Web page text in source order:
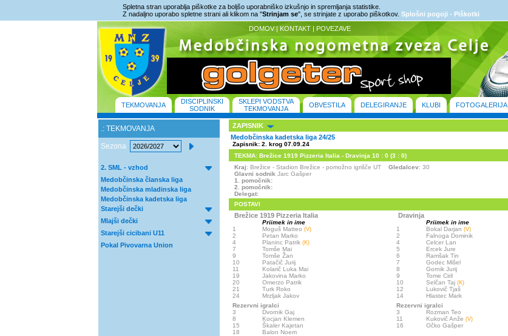
Spletna stran uporablja piškotke za boljšo uporabniško izkušnjo in spremljanja statistike.
Z nadaljno uporabo spletne strani ali klikom na "Strinjam se", se strinjate z uporabo piškotkov. Splošni pogoji - Piškotki
DOMOV | KONTAKT | POVEZAVE
TEKMOVANJA
DISCIPLINSKI
SODNIK
SKLEPI VODSTVA
TEKMOVANJA
OBVESTILA DELEGIRANJE KLUBI FOTOGALERIJA
.: TEKMOVANJA
Sezona
2. SML - vzhod
Medobčinska članska liga
Medobčinska mladinska liga
Medobčinska kadetska liga
Starejši dečki
Mlajši dečki
Starejši cicibani U11
Pokal Pivovarna Union
ZAPISNIK
Medobčinska kadetska liga 24/25
Zapisnik: 2. krog 07.09.24
TEKMA: Brežice 1919 Pizzeria Italia - Dravinja 10 : 0 (3 : 0)
Kraj: Brežice - Stadion Brežice - pomožno igrišče UT Gledalcev: 30
Glavni sodnik Jarc Gašper
1. pomočnik:
2. pomočnik:
Delegat:
POSTAVI
Brežice 1919 Pizzeria Italia
Priimek in ime
1
Moguš Matteo (V)
2
Petan Marko
4
Planinc Patrik (K)
7
Tomše Mai
9
Tomše Žan
10
Patačič Jurij
11
Kolarič Luka Mai
19
Jakovina Marko
20
Omerzo Patrik
21
Turk Roko
24
Mrzljak Jakov
Dravinja
Priimek in ime
1
Bokal Darjan (V)
2
Falnoga Dominik
4
Celcer Lan
5
Ercek Jure
6
Ramšak Tin
7
Godec Mišel
8
Gornik Jurij
9
Tome Ciril
10
Selčan Taj (K)
12
Lukovič Tjaš
14
Hlastec Mark
Rezervni igralci
3
Dvornik Gaj
8
Kocjan Klemen
15
Škaler Kajetan
18
Balon Noem
Rezervni igralci
3
Rozman Teo
11
Kukovič Anže (V)
16 Očko Gašper